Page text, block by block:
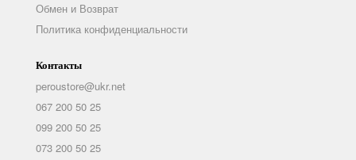
Обмен и Возврат
Политика конфиденциальности
Контакты
peroustore@ukr.net
067 200 50 25
099 200 50 25
073 200 50 25